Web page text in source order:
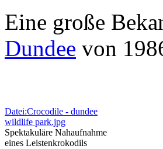
Eine große
Dundee von
Datei:Crocodile - dundee
wildlife park.jpg
Spektakuläre Nahaufnahme
eines Leistenkrokodils